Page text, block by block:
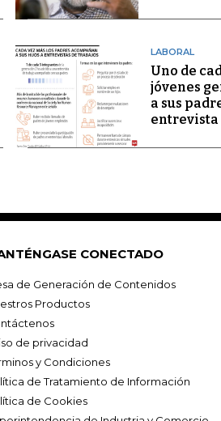
LABORAL
Uno de
jóvenes
a sus
CONECTADO
de Generación de Contenidos
Productos
de privacidad
y Condiciones
de Tratamiento de Información
de Cookies